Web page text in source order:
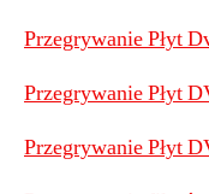
Przegrywanie Płyt
Przegrywanie Płyt
Przegrywanie Płyt